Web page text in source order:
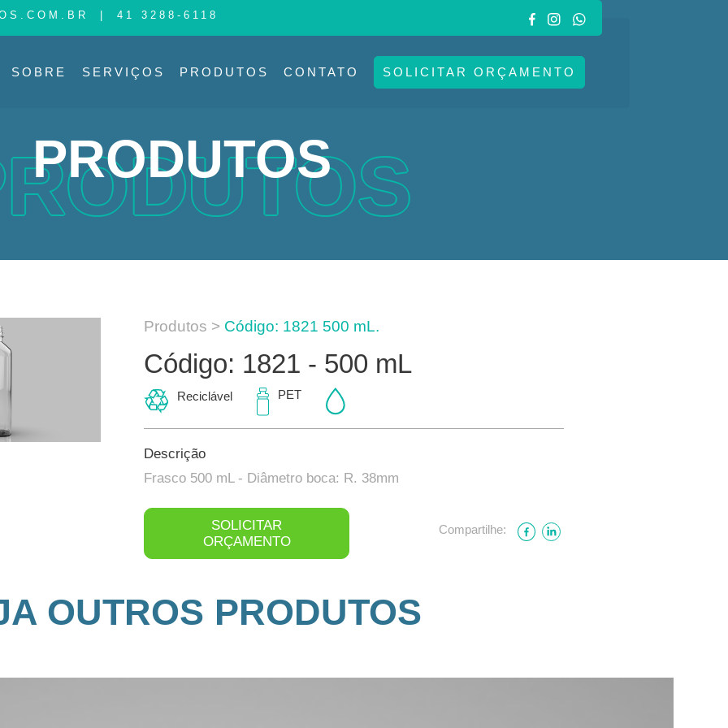
| 41 3288-6118
SOBRE SERVIÇOS PRODUTOS CONTATO SOLICITAR ORÇAMENTO
PRODUTOS
Produtos > Código: 1821 500 mL.
Código: 1821 - 500 mL
Reciclável PET
Descrição
Frasco 500 mL - Diâmetro boca: R. 38mm
SOLICITAR
ORÇAMENTO
Compartilhe:
OUTROS PRODUTOS